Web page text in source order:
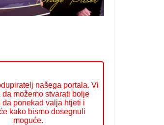
našega portala. Vi
da možemo stvarati bolje
da ponekad valja htjeti i
kako bismo dosegnuli
moguće.